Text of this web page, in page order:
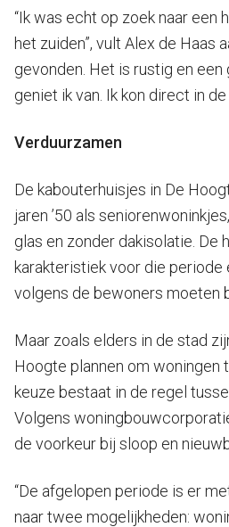
“Ik was echt op zoek naar een
het zuiden”, vult Alex de Haas
gevonden. Het is rustig en een
geniet ik van. Ik kon direct in de
Verduurzamen
De kabouterhuisjes in De
jaren ’50 als
glas en zonder dakisolatie. De
karakteristiek voor die periode
volgens de bewoners moeten
Maar zoals elders in de stad
Hoogte plannen om woningen
keuze bestaat in de regel
Volgens
de voorkeur bij sloop en
“De afgelopen periode is er
naar twee mogelijkheden: